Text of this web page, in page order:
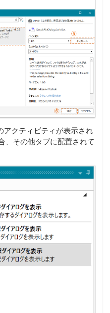
アクティビティが表示され
、その他タブに配置されて